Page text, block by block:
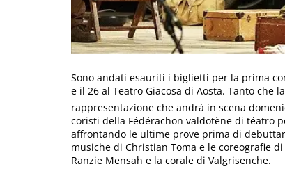
Sono andati esauriti i biglietti per la prima
e il 26 al Teatro Giacosa di Aosta. Tanto che
rappresentazione che andrà in scena
coristi della Fédérachon valdotène di téatro
affrontando le ultime prove prima di
musiche di Christian Toma e le coreografie
Ranzie Mensah e la corale di Valgrisenche.